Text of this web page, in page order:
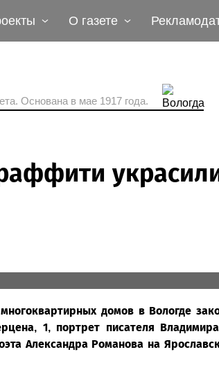
О газете
Основана в мае 1917 года.
домов в Вологде
1, портрет писателя
Александра Романова на